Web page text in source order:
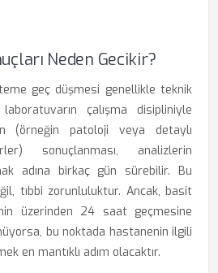
Neden Gecikir?
geç düşmesi genellikle teknik
çalışma disipliniyle
(örneğin patoloji veya detaylı
sonuçlanması, analizlerin
adına birkaç gün sürebilir. Bu
tıbbi zorunluluktur. Ancak, basit
üzerinden 24 saat geçmesine
bu noktada hastanenin ilgili
en mantıklı adım olacaktır.